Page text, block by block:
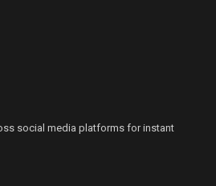
social media platforms for instant